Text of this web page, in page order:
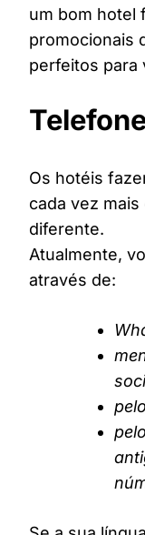
um bom hotel
promocionais
perfeitos para
Os hotéis
cada vez mais
diferente.
Atualmente,
através de: